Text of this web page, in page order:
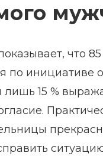
что
по инициативе
лишь 15 %